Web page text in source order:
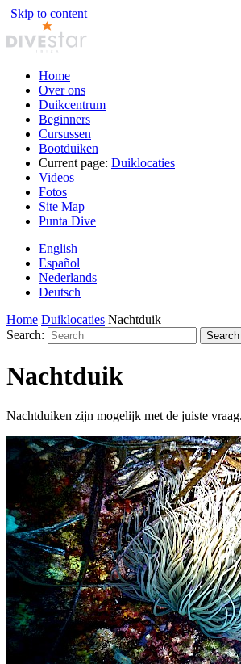
Skip to content
Home
Over ons
Duikcentrum
Beginners
Cursussen
Bootduiken
Current page: Duiklocaties
Videos
Fotos
Site Map
Punta Dive
English
Español
Nederlands
Deutsch
Home Duiklocaties Nachtduik
Search:
Search
Nachtduik
Nachtduiken zijn mogelijk met de juiste